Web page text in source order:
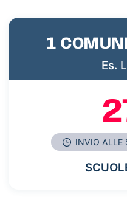
1
Es.
INVIO ALLE